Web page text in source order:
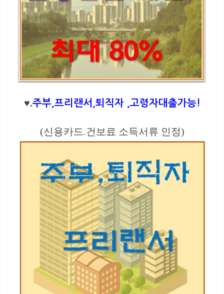
♥.주부,프리랜서,퇴직자 ,고령자대출가능!
(신용카드.건보료 소득서류 인정)